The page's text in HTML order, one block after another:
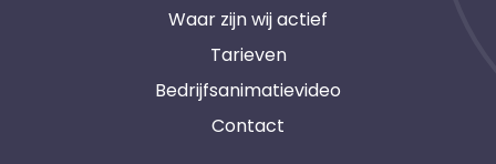
Waar zijn wij actief
Tarieven
Bedrijfsanimatievideo
Contact